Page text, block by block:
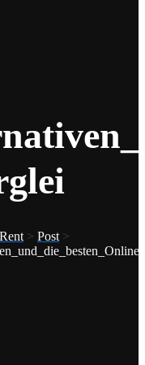
> Post >